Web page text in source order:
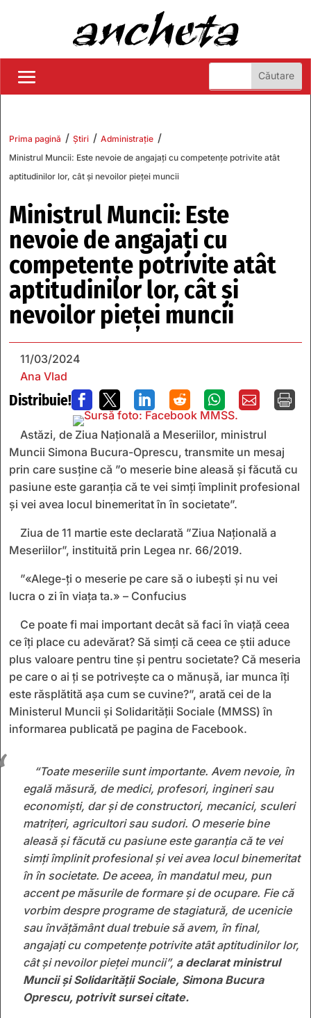
Prima pagină / Știri / Administrație /
Ministrul Muncii: Este nevoie de angajați cu competențe potrivite atât
aptitudinilor lor, cât și nevoilor pieței muncii
Ministrul Muncii: Este
nevoie de angajați cu
competențe potrivite atât
aptitudinilor lor, cât și
nevoilor pieței muncii
11/03/2024
Ana Vlad
Distribuie!       
Astăzi, de Ziua Națională a Meseriilor, ministrul
Muncii Simona Bucura-Oprescu, transmite un mesaj
prin care susține că ”o meserie bine aleasă și făcută cu
pasiune este garanția că te vei simți împlinit profesional
și vei avea locul binemeritat în în societate”.
Ziua de 11 martie este declarată ”Ziua Națională a
Meseriilor”, instituită prin Legea nr. 66/2019.
”«Alege-ţi o meserie pe care să o iubeşti şi nu vei
lucra o zi în viaţa ta.» – Confucius
Ce poate fi mai important decât să faci în viață ceea
ce îți place cu adevărat? Să simți că ceea ce știi aduce
plus valoare pentru tine și pentru societate? Că meseria
pe care o ai ți se potrivește ca o mănușă, iar munca îți
este răsplătită așa cum se cuvine?”, arată cei de la
Ministerul Muncii și Solidarității Sociale (MMSS) în
informarea publicată pe pagina de Facebook.
“Toate meseriile sunt importante. Avem nevoie, în
egală măsură, de medici, profesori, ingineri sau
economiști, dar și de constructori, mecanici, sculeri
matrițeri, agricultori sau sudori. O meserie bine
aleasă și făcută cu pasiune este garanția că te vei
simți împlinit profesional și vei avea locul binemeritat
în în societate. De aceea, în mandatul meu, pun
accent pe măsurile de formare și de ocupare. Fie că
vorbim despre programe de stagiatură, de ucenicie
sau învățământ dual trebuie să avem, în final,
angajați cu competențe potrivite atât aptitudinilor lor,
cât și nevoilor pieței muncii”, a declarat ministrul
Muncii și Solidarității Sociale, Simona Bucura
Oprescu, potrivit sursei citate.